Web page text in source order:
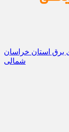
برق استان خراسان
شمالی